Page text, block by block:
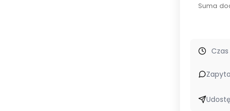
Suma
Czas